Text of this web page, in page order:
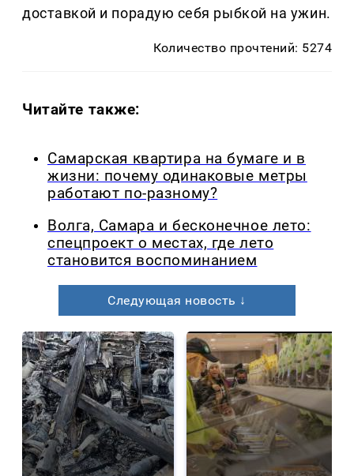
доставкой и порадую себя рыбкой на ужин.
Количество прочтений: 5274
Читайте также:
Самарская квартира на бумаге и в
жизни: почему одинаковые метры
работают по-разному?
Волга, Самара и бесконечное лето:
спецпроект о местах, где лето
становится воспоминанием
Следующая новость ↓